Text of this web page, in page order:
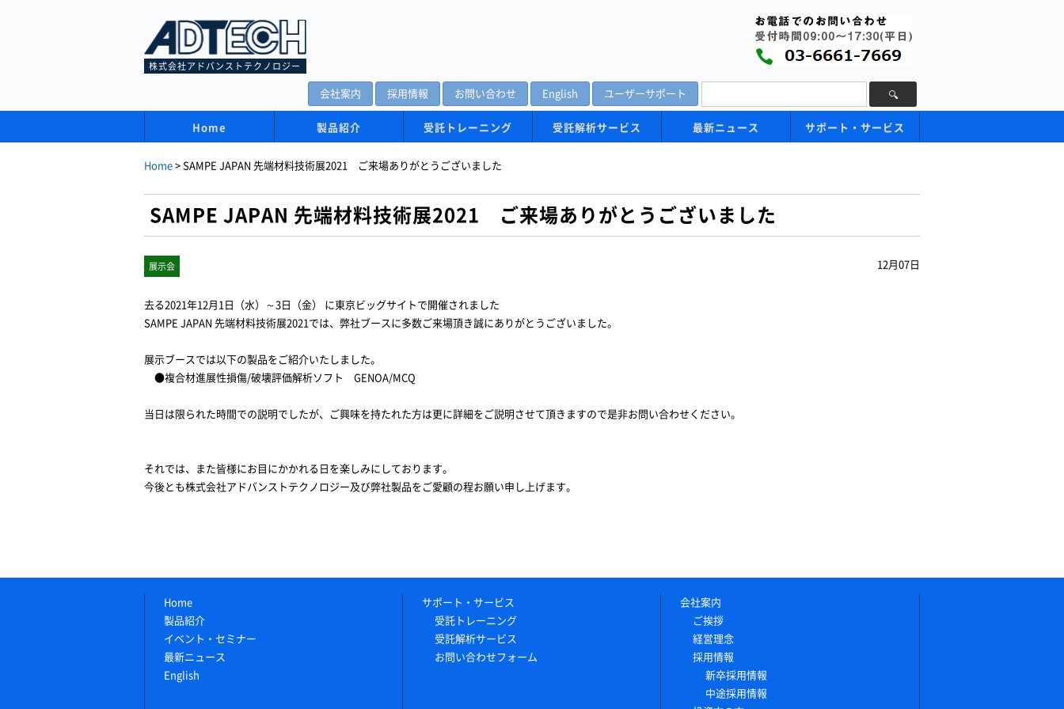
株式会社アドバンストテクノロジー
会社案内 採用情報 お問い合わせ English ユーザーサポート
Home 製品紹介 受託トレーニング 受託解析サービス 最新ニュース サポート・サービス
Home > SAMPE JAPAN 先端材料技術展2021 ご来場ありがとうございました
SAMPE JAPAN 先端材料技術展2021 ご来場ありがとうございました
展示会 12月07日
去る2021年12月1日（水）～3日（金） に東京ビッグサイトで開催されました
SAMPE JAPAN 先端材料技術展2021では、弊社ブースに多数ご来場頂き誠にありがとうございました。
展示ブースでは以下の製品をご紹介いたしました。
●複合材進展性損傷/破壊評価解析ソフト GENOA/MCQ
当日は限られた時間での説明でしたが、ご興味を持たれた方は更に詳細をご説明させて頂きますので是非お問い合わせください。
それでは、また皆様にお目にかかれる日を楽しみにしております。
今後とも株式会社アドバンストテクノロジー及び弊社製品をご愛顧の程お願い申し上げます。
Home
製品紹介
イベント・セミナー
最新ニュース
English
サポート・サービス
受託トレーニング
受託解析サービス
お問い合わせフォーム
会社案内
ご挨拶
経営理念
採用情報
新卒採用情報
中途採用情報